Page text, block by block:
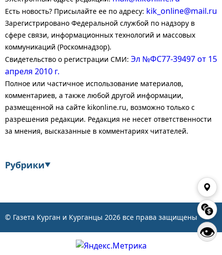
👁
Есть новость? Присылайте ее по адресу: kik_online@mail.ru
Зарегистрировано Федеральной службой по надзору в
сфере связи, информационных технологий и массовых
коммуникаций (Роскомнадзор).
Свидетельство о регистрации СМИ: Эл №ФС77-39497 от 15
апреля 2010 г.
Полное или частичное использование материалов,
комментариев, а также любой другой информации,
размещенной на сайте kikonline.ru, возможно только с
разрешения редакции. Редакция не несет ответственности
за мнения, высказанные в комментариях читателей.
Рубрики▼
События
© Газета Курган и Курганцы 2026 все права защищены